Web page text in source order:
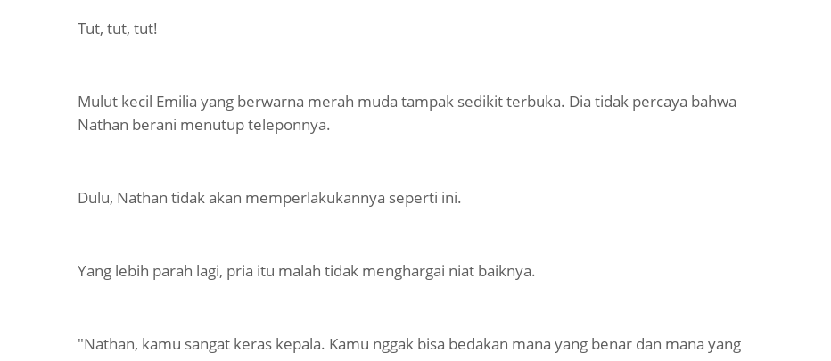
Tut, tut, tut!
Mulut kecil Emilia yang berwarna merah muda tampak sedikit terbuka. Dia tidak percaya bahwa
Nathan berani menutup teleponnya.
Dulu, Nathan tidak akan memperlakukannya seperti ini.
Yang lebih parah lagi, pria itu malah tidak menghargai niat baiknya.
"Nathan, kamu sangat keras kepala. Kamu nggak bisa bedakan mana yang benar dan mana yang